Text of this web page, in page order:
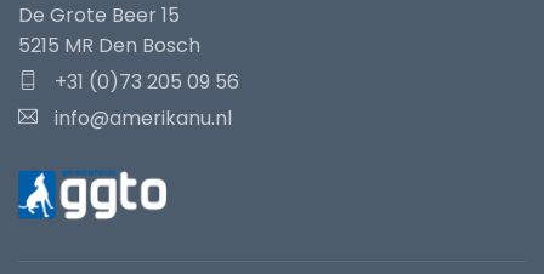
De Grote Beer 15
5215 MR Den Bosch
+31 (0)73 205 09 56
info@amerikanu.nl